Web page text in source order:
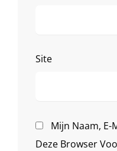
Site
Mijn Naam, E-
Deze Browser